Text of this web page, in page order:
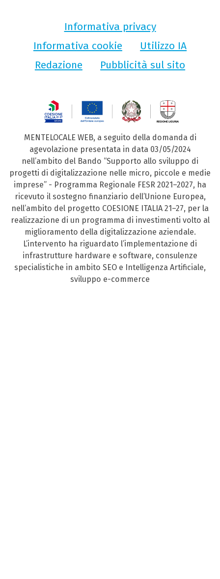
Informativa privacy
Informativa cookie
Utilizzo IA
Redazione
Pubblicità sul sito
MENTELOCALE WEB, a seguito della domanda di
agevolazione presentata in data 03/05/2024
nell’ambito del Bando “Supporto allo sviluppo di
progetti di digitalizzazione nelle micro, piccole e medie
imprese” - Programma Regionale FESR 2021–2027, ha
ricevuto il sostegno finanziario dell’Unione Europea,
nell’ambito del progetto COESIONE ITALIA 21–27, per la
realizzazione di un programma di investimenti volto al
miglioramento della digitalizzazione aziendale.
L’intervento ha riguardato l’implementazione di
infrastrutture hardware e software, consulenze
specialistiche in ambito SEO e Intelligenza Artificiale,
sviluppo e-commerce